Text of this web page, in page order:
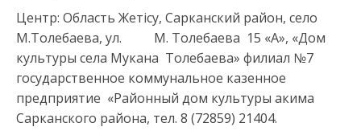
Центр: Область Жетісу, Сарканский район, село
М.Толебаева, ул. М. Толебаева 15 «А», «Дом
культуры села Мукана Толебаева» филиал №7
государственное коммунальное казенное
предприятие «Районный дом культуры акима
Сарканского района, тел. 8 (72859) 21404.